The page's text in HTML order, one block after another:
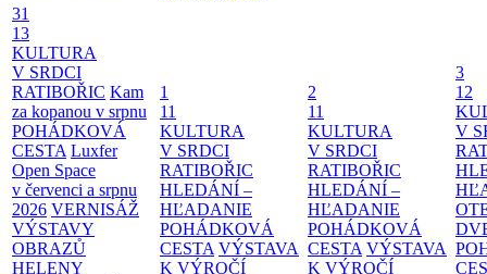
31
13
KULTURA
V SRDCI
RATIBOŘIC Kam
za kopanou v srpnu
POHÁDKOVÁ
CESTA Luxfer
Open Space
v červenci a srpnu
2026 VERNISÁŽ
VÝSTAVY
OBRAZŮ
HELENY
1
11
KULTURA
V SRDCI
RATIBOŘIC
HLEDÁNÍ –
HĽADANIE
POHÁDKOVÁ
CESTA VÝSTAVA
K VÝROČÍ
2
11
KULTURA
V SRDCI
RATIBOŘIC
HLEDÁNÍ –
HĽADANIE
POHÁDKOVÁ
CESTA VÝSTAVA
K VÝROČÍ
3
12
V